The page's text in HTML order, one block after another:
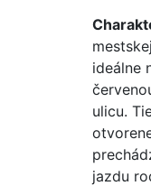
ideálne
ulicu.
jazdu